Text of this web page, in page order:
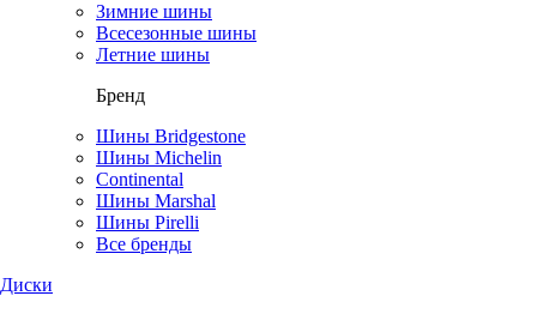
Зимние шины
Всесезонные шины
Летние шины
Бренд
Шины Bridgestone
Шины Michelin
Continental
Шины Marshal
Шины Pirelli
Все бренды
Диски